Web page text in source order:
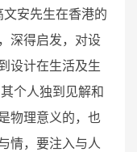
安先生在香港的
深得启发，对设
设计在生活及生
个人独到见解和
物理意义的，也
情，要注入与人